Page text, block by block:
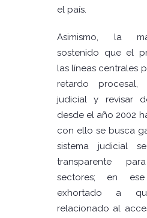
el país.
Asimismo, la
sostenido que el
las líneas centrales
retardo procesal,
judicial y revisar
desde el año 2002
con ello se busca
sistema judicial
transparente
sectores; en
exhortado a
relacionado al